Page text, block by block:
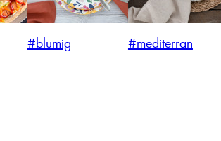
#blumig #mediterran